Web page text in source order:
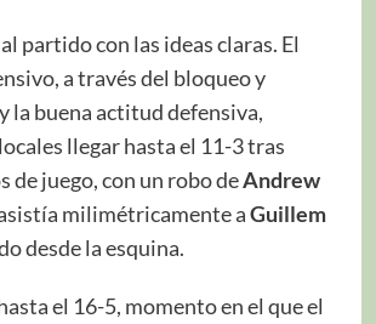
partido con las ideas claras. El
a través del bloqueo y
la buena actitud defensiva,
llegar hasta el 11-3 tras
de juego, con un robo deAndrew
milimétricamente aGuillem
desde la esquina.
el 16-5, momento en el que el